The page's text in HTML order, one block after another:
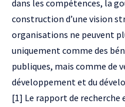
dans les compétences, la
construction d’une vision
organisations ne peuvent
uniquement comme des
publiques, mais comme de
développement et du
[1] Le rapport de